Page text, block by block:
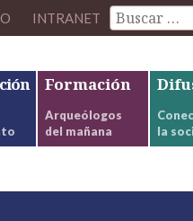
INTRANET
Formación
Arqueólogos
del mañana
la